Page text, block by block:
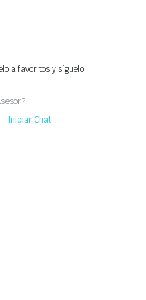
a favoritos y síguelo.
Iniciar Chat